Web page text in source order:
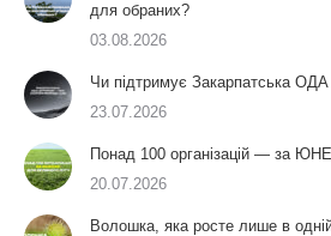
для обраних?
03.08.2026
Чи підтримує Закарпатська
23.07.2026
Понад 100 організацій — за
20.07.2026
Волошка, яка росте лише в